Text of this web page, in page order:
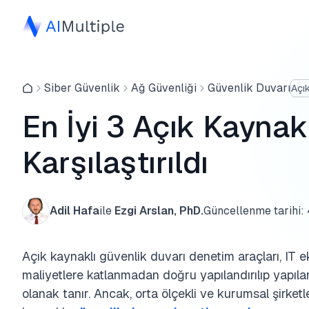
Siber Güvenlik Ağ Güvenliği Güvenlik Duvarı
En İyi 3 Açık
Karşılaştırıldı
Adil Hafaile Ezgi Arslan, PhD.Güncellenme tarihi:
Açık kaynaklı güvenlik duvarı denetim araçları, IT
maliyetlere katlanmadan doğru yapılandırılıp
olanak tanır. Ancak, orta ölçekli ve kurumsal